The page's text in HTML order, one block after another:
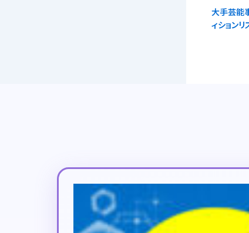
大手芸能
ィション